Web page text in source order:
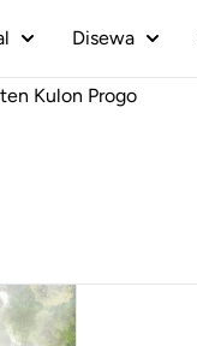
Disewa
Kulon Progo